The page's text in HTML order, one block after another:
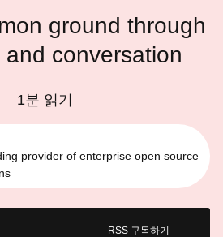
ground through
conversation
1분 읽기
provider of enterprise open source
RSS 구독하기